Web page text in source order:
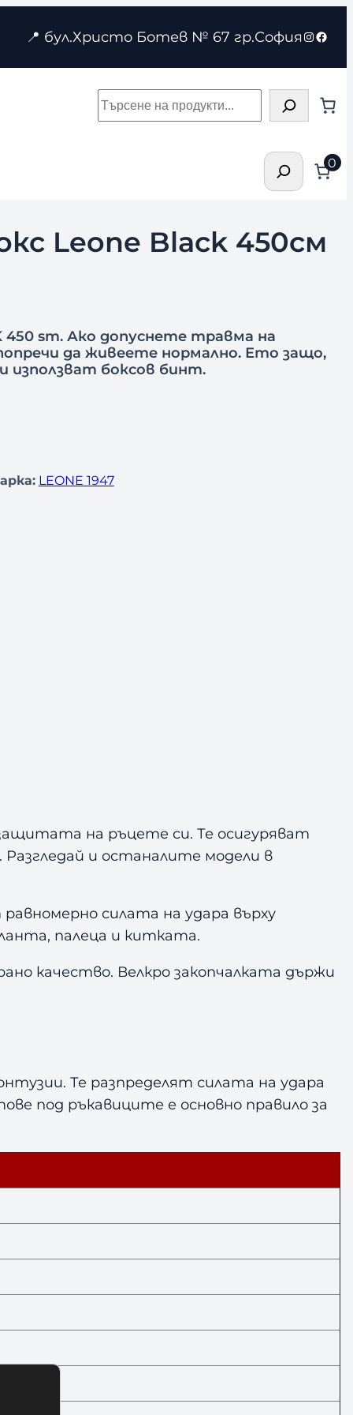
📍 бул.Христо Ботев № 67 гр.София
Търсене
Търсене0
Leone Black 450см
450 sm. Ако допуснете травма на
да живеете нормално. Ето защо,
използват боксов бинт.
LEONE 1947
на ръцете си. Те осигуряват
и останалите модели в
силата на удара върху
палеца и китката.
качество. Велкро закопчалката държи
Те разпределят силата на удара
под ръкавиците е основно правило за